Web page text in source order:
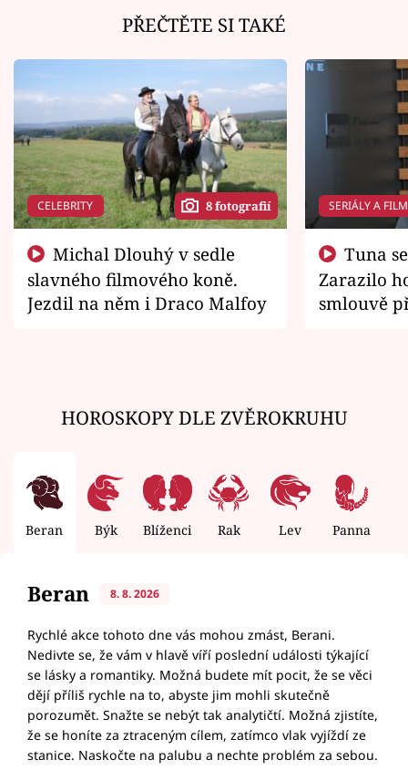
PŘEČTĚTE SI TAKÉ
CELEBRITY 8 fotografií
slavného filmového koně.
Jezdil na něm i Draco Malfoy
SERIÁLY A
Zarazilo
smlouvě
HOROSKOPY DLE ZVĚROKRUHU
Beran Býk Blíženci Rak Lev Panna
Beran 8. 8. 2026
Rychlé akce tohoto dne vás mohou zmást, Berani.
Nedivte se, že vám v hlavě víří poslední události týkající
se lásky a romantiky. Možná budete mít pocit, že se věci
dějí příliš rychle na to, abyste jim mohli skutečně
porozumět. Snažte se nebýt tak analytičtí. Možná zjistíte,
že se honíte za ztraceným cílem, zatímco vlak vyjíždí ze
stanice. Naskočte na palubu a nechte problém za sebou.